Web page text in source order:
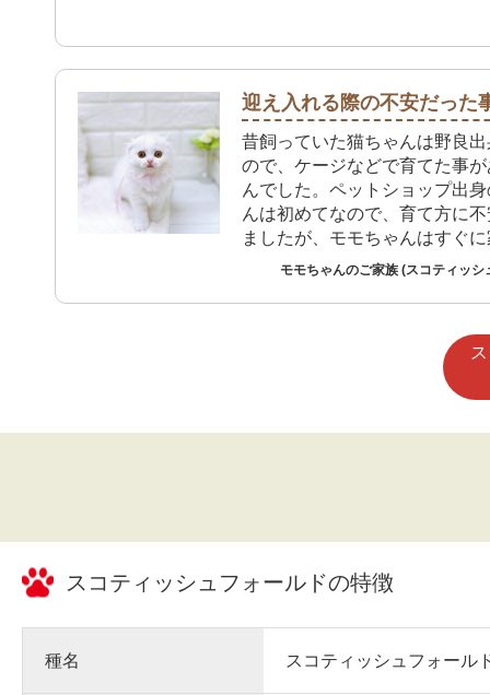
迎え入れる際の不安だった
昔飼っていた猫ちゃんは野良
ので、ケージなどで育てた事
んでした。ペットショップ出
んは初めてなので、育て方に
ましたが、モモちゃんはすぐ
てくれたので良かったです。
モモちゃんのご家族 (スコティッシ
スコティッシュフォールドの特徴
種名 スコティッシュフォール